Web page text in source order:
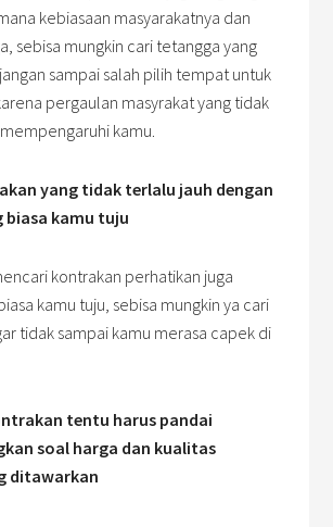
kebiasaan masyarakatnya dan
sebisa mungkin cari tetangga yang
sampai salah pilih tempat untuk
pergaulan masyrakat yang tidak
kamu.
yang tidak terlalu jauh dengan
kamu tuju
kontrakan perhatikan juga
kamu tuju, sebisa mungkin ya cari
tidak sampai kamu merasa capek di
tentu harus pandai
soal harga dan kualitas
ditawarkan